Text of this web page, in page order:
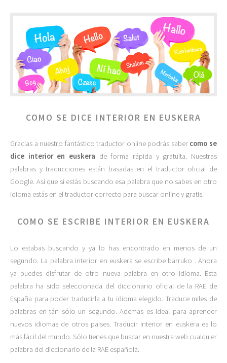
COMO SE DICE INTERIOR EN EUSKERA
Gracias a nuestro fantástico traductor online podrás saber como se
dice interior en euskera de forma rápida y gratuita. Nuestras
palabras y traducciones están basadas en el traductor oficial de
Google. Así que si estás buscando esa palabra que no sabes en otro
idioma estás en el traductor correcto para buscar online y gratis.
COMO SE ESCRIBE INTERIOR EN EUSKERA
Lo estabas buscando y ya lo has encontrado en menos de un
segundo. La palabra interior en euskera se escribe barruko . Ahora
ya puedes disfrutar de otro nueva palabra en otro idioma. Ésta
palabra ha sido seleccionada del diccionario oficial de la RAE de
España para poder traducirla a tu idioma elegido. Traduce miles de
palabras en tán sólo un segundo. Ademas es ideal para aprender
nuevos idiomas de otros paises. Traducir interior en euskera es lo
más fácil del mundo. Sólo tienes que buscar en nuestra web cualquier
palabra del diccionario de la RAE española.